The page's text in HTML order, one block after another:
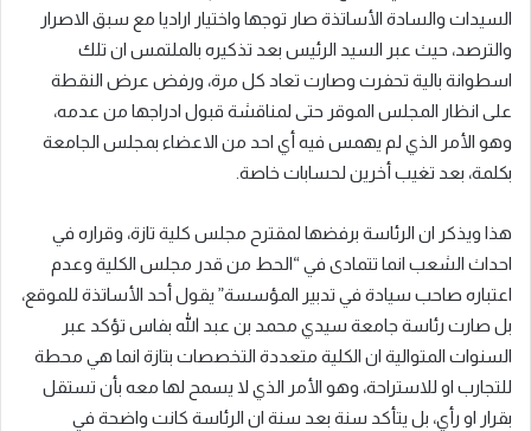
السيدات والسادة الأساتذة صار توجها واختيار اراديا مع سبق الاصرار
والترصد، حيث عبر السيد الرئيس بعد تذكيره بالملتمس ان تلك
اسطوانة بالية تحفرت وصارت تعاد كل مرة، ورفض عرض النقطة
على انظار المجلس الموقر حتى لمناقشة قبول ادراجها من عدمه،
وهو الأمر الذي لم يهمس فيه أي احد من الاعضاء بمجلس الجامعة
بكلمة، بعد تغيب أخرين لحسابات خاصة.
هذا ويذكر ان الرئاسة برفضها لمقترح مجلس كلية تازة، وقراره في
احداث الشعب انما تتمادى في “الحط من قدر مجلس الكلية وعدم
اعتباره صاحب سيادة في تدبير المؤسسة” يقول أحد الأساتذة للموقع،
بل صارت رئاسة جامعة سيدي محمد بن عبد الله بفاس تؤكد عبر
السنوات المتوالية ان الكلية متعددة التخصصات بتازة انما هي محطة
للتجارب او للاستراحة، وهو الأمر الذي لا يسمح لها معه بأن تستقل
بقرار او رأي، بل يتأكد سنة بعد سنة ان الرئاسة كانت واضحة في